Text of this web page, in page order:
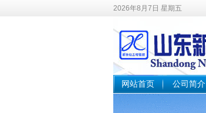
2026年8月7日 星期五
网站首页 公司简介